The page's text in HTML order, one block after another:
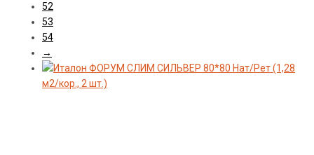
Коллекция
Поверхность
52
53
54
→